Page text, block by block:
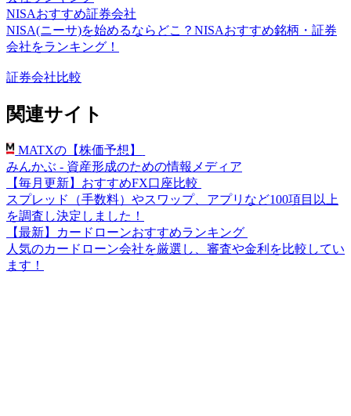
NISAおすすめ証券会社
NISA(ニーサ)を始めるならどこ？NISAおすすめ銘柄・証券
会社をランキング！
証券会社比較
関連サイト
MATXの【株価予想】
みんかぶ - 資産形成のための情報メディア
【毎月更新】おすすめFX口座比較
スプレッド（手数料）やスワップ、アプリなど100項目以上
を調査し決定しました！
【最新】カードローンおすすめランキング
人気のカードローン会社を厳選し、審査や金利を比較してい
ます！